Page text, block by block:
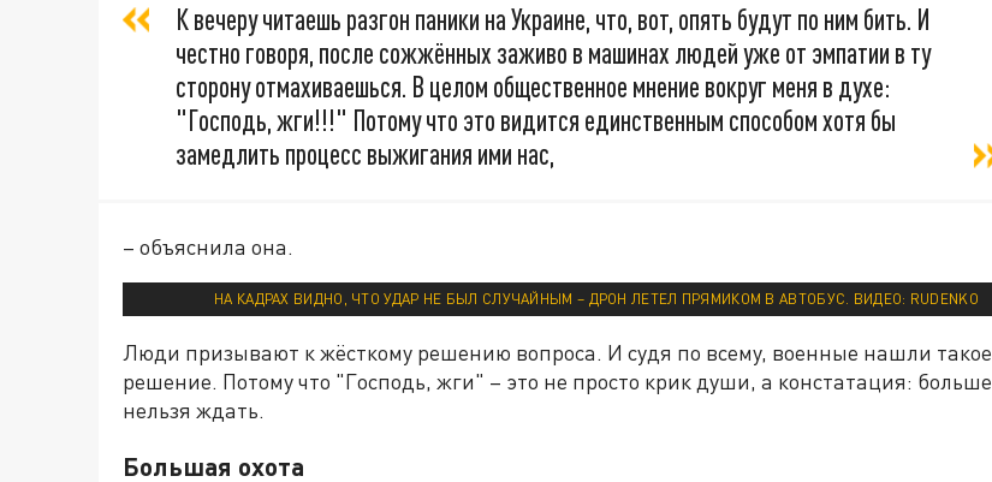
К вечеру читаешь разгон паники на Украине, что, вот, опять будут по ним бить. И
честно говоря, после сожжённых заживо в машинах людей уже от эмпатии в ту
сторону отмахиваешься. В целом общественное мнение вокруг меня в духе:
"Господь, жги!!!" Потому что это видится единственным способом хотя бы
замедлить процесс выжигания ими нас,
– объяснила она.
НА КАДРАХ ВИДНО, ЧТО УДАР НЕ БЫЛ СЛУЧАЙНЫМ – ДРОН ЛЕТЕЛ ПРЯМИКОМ В АВТОБУС. ВИДЕО: RUDENKO
Люди призывают к жёсткому решению вопроса. И судя по всему, военные нашли такое
решение. Потому что "Господь, жги" – это не просто крик души, а констатация: больше
нельзя ждать.
Большая охота